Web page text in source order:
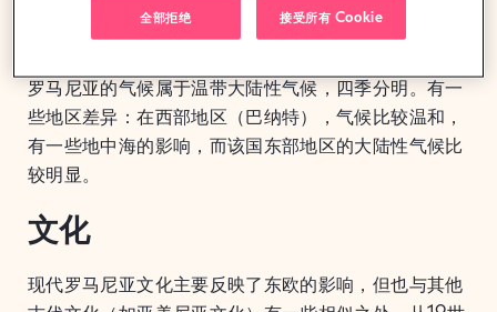
罗马尼亚的气候属于温带大陆性气候，四季分明。有一
些地区差异：在西部地区（巴纳特），气候比较温和，
有一些地中海的影响，而该国东部地区的大陆性气候比
较明显。
文化
现代罗马尼亚文化主要反映了东欧的影响，但也与其他
全部拒绝 接受所有 Cookie